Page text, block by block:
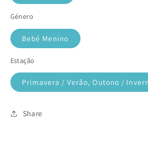
Género
Bebé Menino
Estação
Primavera / Verão, Outono /
Share